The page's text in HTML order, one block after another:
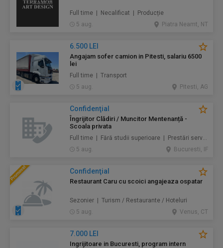
Full time | Necalificat | Producție
5 aug.
Piatra Neamt, NT
6.500 LEI
Angajam sofer camion in Pitesti, salariu 6500
lei
Full time | Transport
5 aug.
Pitesti, AG
Confidenţial
Îngrijitor Clădiri / Muncitor Mentenanță -
Scoala privata
Full time | Fără studii superioare | Prestări servicii / Mentenanță / Instalații / Construcţii / Amenajări
5 aug.
Bucuresti, IF
Confidenţial
Restaurant Caru cu scoici angajeaza ospatar
Sezonier | Turism / Restaurante / Hoteluri
5 aug.
Venus, CT
7.000 LEI
Ingrijitoare in Bucuresti, program intern